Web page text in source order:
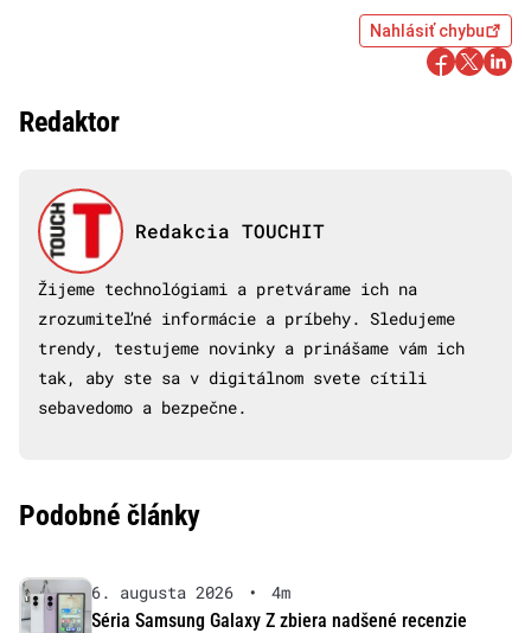
Nahlásiť chybu
Redaktor
Redakcia TOUCHIT
Žijeme technológiami a pretvárame ich na
zrozumiteľné informácie a príbehy. Sledujeme
trendy, testujeme novinky a prinášame vám ich
tak, aby ste sa v digitálnom svete cítili
sebavedomo a bezpečne.
Podobné články
6. augusta 2026 •
4m
Séria Samsung Galaxy Z zbiera nadšené recenzie